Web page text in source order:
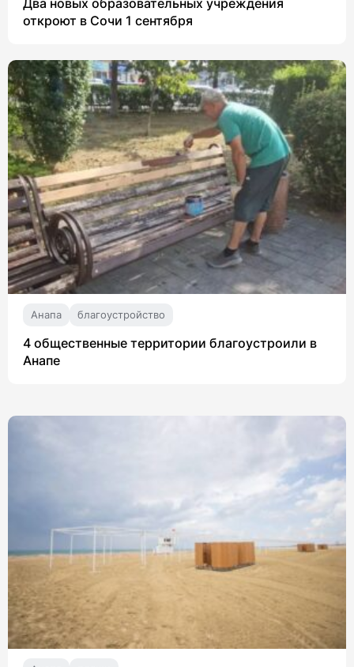
Два новых образовательных учреждения
откроют в Сочи 1 сентября
Анапа благоустройство
4 общественные территории благоустроили в
Анапе